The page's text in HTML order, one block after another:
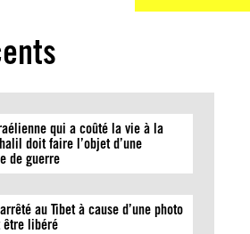
qui a coûté la vie à la
doit faire l’objet d’une
de guerre
au Tibet à cause d’une photo
être libéré